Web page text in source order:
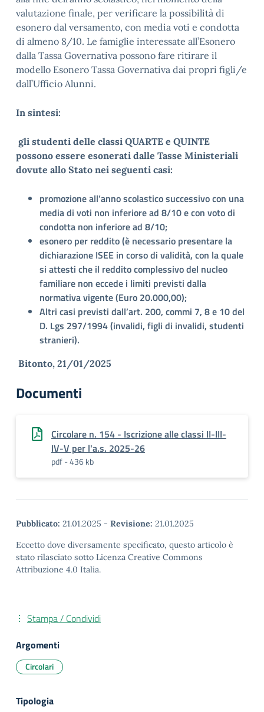
valutazione finale, per verificare la possibilità di
esonero dal versamento, con media voti e condotta
di almeno 8/10. Le famiglie interessate all’Esonero
dalla Tassa Governativa possono fare ritirare il
modello Esonero Tassa Governativa dai propri figli/e
dall’Ufficio Alunni.
In sintesi:
gli studenti delle classi QUARTE e QUINTE
possono essere esonerati dalle Tasse Ministeriali
dovute allo Stato nei seguenti casi:
promozione all’anno scolastico successivo con una
media di voti non inferiore ad 8/10 e con voto di
condotta non inferiore ad 8/10;
esonero per reddito (è necessario presentare la
dichiarazione ISEE in corso di validità, con la quale
si attesti che il reddito complessivo del nucleo
familiare non eccede i limiti previsti dalla
normativa vigente (Euro 20.000,00);
Altri casi previsti dall’art. 200, commi 7, 8 e 10 del
D. Lgs 297/1994 (invalidi, figli di invalidi, studenti
stranieri).
Bitonto, 21/01/2025
Documenti
Circolare n. 154 - Iscrizione alle classi II-III-
IV-V per l'a.s. 2025-26
pdf - 436 kb
Pubblicato: 21.01.2025 - Revisione: 21.01.2025
Eccetto dove diversamente specificato, questo articolo è
stato rilasciato sotto Licenza Creative Commons
Attribuzione 4.0 Italia.
Stampa / Condividi
Argomenti
Circolari
Tipologia